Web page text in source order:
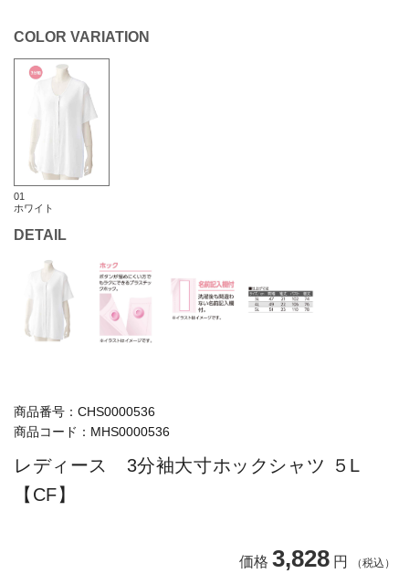
COLOR VARIATION
01
ホワイト
DETAIL
商品番号： CHS0000536
商品コード： MHS0000536
レディース 3分袖大寸ホックシャツ ５L
【CF】
価格 3,828 円 （税込）